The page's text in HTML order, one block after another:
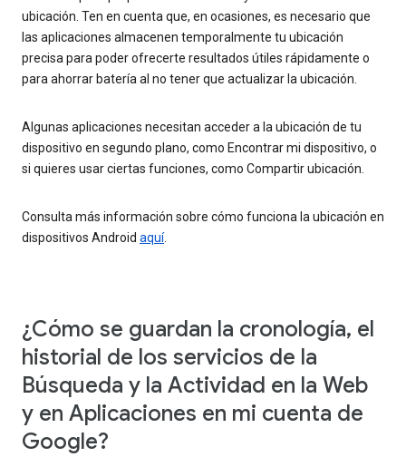
ubicación. Ten en cuenta que, en ocasiones, es necesario que
las aplicaciones almacenen temporalmente tu ubicación
precisa para poder ofrecerte resultados útiles rápidamente o
para ahorrar batería al no tener que actualizar la ubicación.
Algunas aplicaciones necesitan acceder a la ubicación de tu
dispositivo en segundo plano, como Encontrar mi dispositivo, o
si quieres usar ciertas funciones, como Compartir ubicación.
Consulta más información sobre cómo funciona la ubicación en
dispositivos Android aquí.
¿Cómo se guardan la cronología, el
historial de los servicios de la
Búsqueda y la Actividad en la Web
y en Aplicaciones en mi cuenta de
Google?